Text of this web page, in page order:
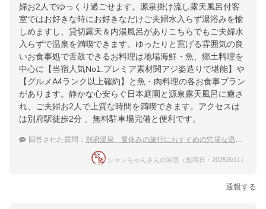
婦お2人でゆっくり過ごせます。源泉掛け流し露天風呂付客
室ではお好きな時にお好きなだけご夫婦水入らず湯浴みを愉
しめますし、貸切露天＆内湯風呂がありこちらでもご夫婦水
入らずで温泉を満喫できます。ゆったりと寛げる雰囲気の良
いお食事処で舌鼓できるお料理は地場海鮮・魚、郷土料理を
中心に【当宿人気No1.プレミア素材関アジ姿造りで堪能】や
【グルメA4ランク以上確約】と魚・肉料理の各お食事プラン
があります。静かな心安らぐ日本庭園と源泉露天風呂に癒さ
れ、ご夫婦お2人で上質な時間を満喫できます。アクセスは
は別府駅徒歩2分 、無料駐車場完備と便利です。
回答された質問： 別府温泉 夏休みの旅行におすすめの穴場な温泉宿
シャンちゃんさんの回答（投稿日：2025/8/11）
通報する